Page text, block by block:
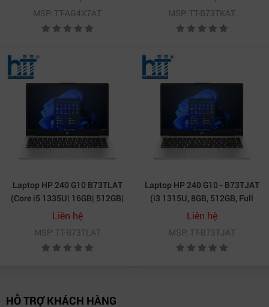
MSP: TT-AG4X7AT
11 | Bạc)
MSP: TT-B73TKAT
Laptop HP 240 G10 B73TLAT
(Core i5 1335U| 16GB| 512GB|
14inch| W11| Bạc)
Liên hệ
MSP: TT-B73TLAT
Laptop HP 240 G10 - B73TJAT
(i3 1315U, 8GB, 512GB, Full
HD, Win11)
Liên hệ
MSP: TT-B73TJAT
HỖ TRỢ KHÁCH HÀNG